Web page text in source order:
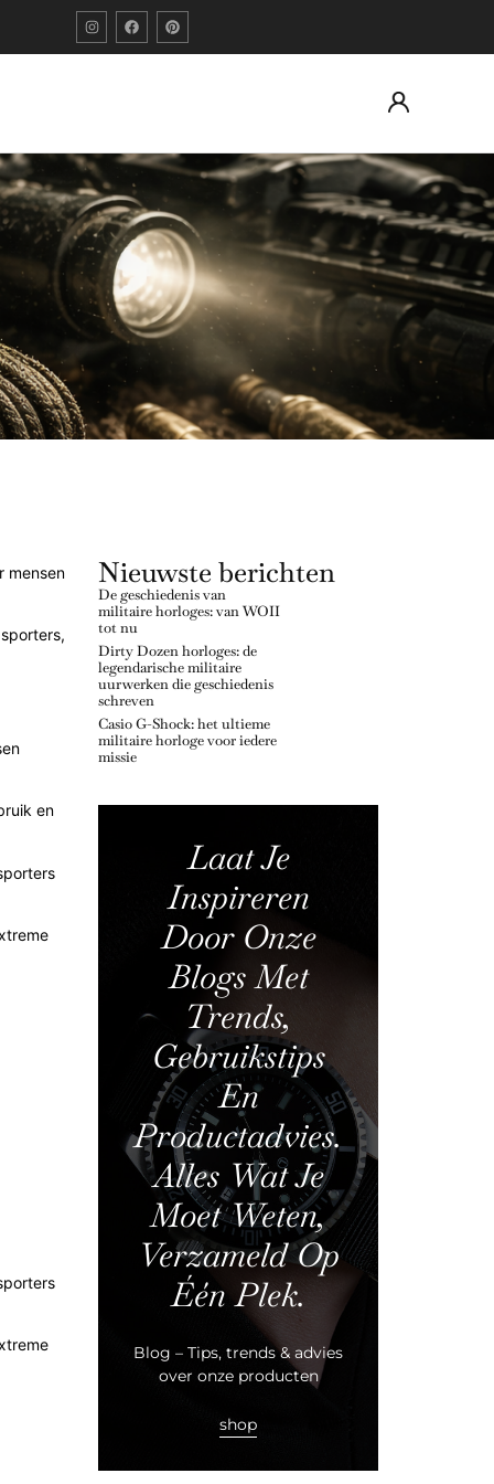
mensen
en
Nieuwste berichten
De geschiedenis van
militaire horloges: van WOII
tot nu
Dirty Dozen horloges: de
legendarische militaire
uurwerken die geschiedenis
schreven
Casio G-Shock: het ultieme
militaire horloge voor iedere
missie
Laat Je
Inspireren
Door Onze
Blogs Met
Trends,
Gebruikstips
En
Productadvies.
Alles Wat Je
Moet Weten,
Verzameld Op
Één Plek.
Blog – Tips, trends & advies
over onze producten
shop